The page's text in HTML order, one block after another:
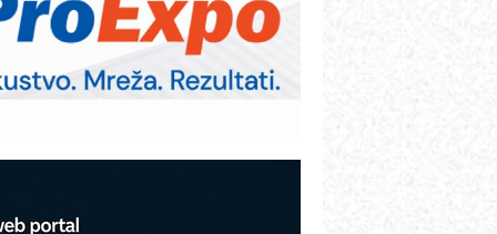
mašinama
Sigurnije ispitivanje transformatora u
solarnim elektranama i vetroparkovima
i SCHUNK podižu proizvodnju
Detekcija različitih oblika